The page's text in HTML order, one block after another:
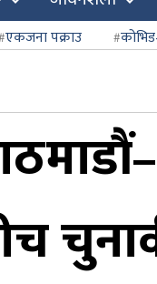
एकजना पक्राउ